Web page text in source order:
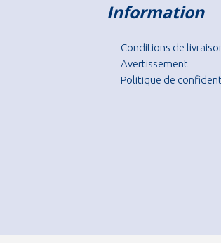
Information
Conditions de
Avertissement
Politique de